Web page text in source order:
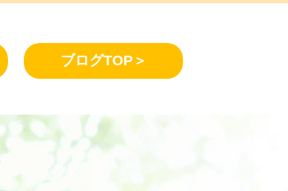
ブログTOP＞